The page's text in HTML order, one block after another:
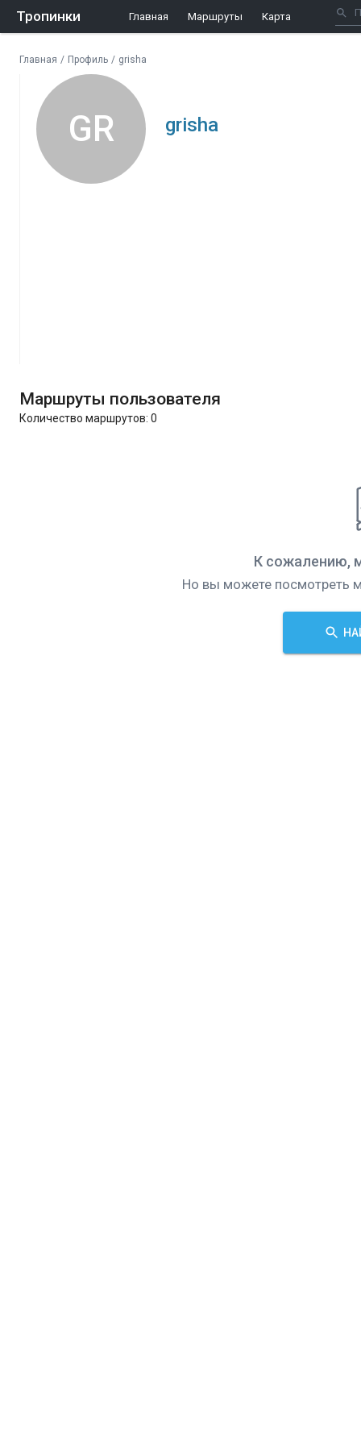
Тропинки Главная Маршруты Карта
Главная / Профиль / grisha
GR grisha
Маршруты пользователя
Количество маршрутов: 0
К сожалению,
Но вы можете посмотреть